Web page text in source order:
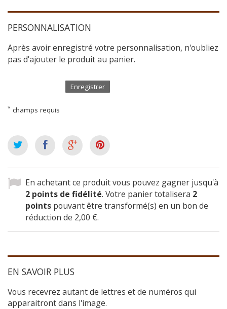
PERSONNALISATION
Après avoir enregistré votre personnalisation, n'oubliez
pas d'ajouter le produit au panier.
Enregistrer
* champs requis
En achetant ce produit vous pouvez gagner jusqu'à
2 points de fidélité. Votre panier totalisera 2
points pouvant être transformé(s) en un bon de
réduction de 2,00 €.
EN SAVOIR PLUS
Vous recevrez autant de lettres et de numéros qui
apparaitront dans l'image.